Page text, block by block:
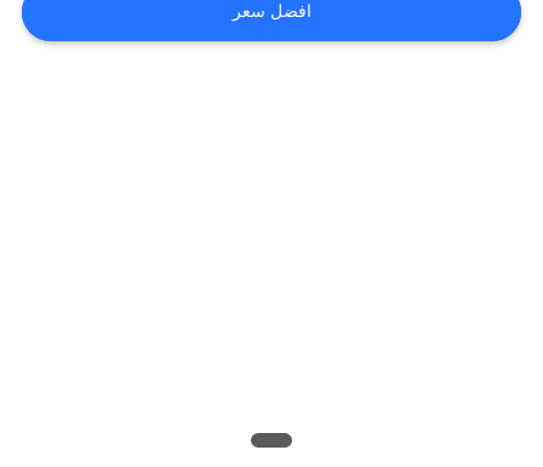
اطلب
افضل سعر